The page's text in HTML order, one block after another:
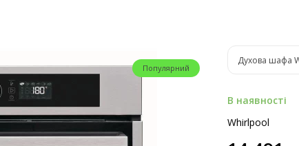
Популярний
Духова шафа
В наявності
Whirlpool